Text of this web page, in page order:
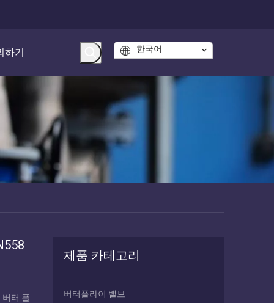
하기 한국어
버터 플
제품 카테고리
버터플라이 밸브